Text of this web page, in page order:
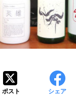
ポスト シェア